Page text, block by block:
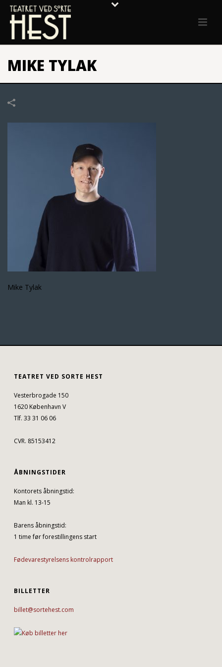
MIKE TYLAK
Mike Tylak
TEATRET VED SORTE HEST
Vesterbrogade 150
1620 København V
Tlf. 33 31 06 06
CVR. 85153412
ÅBNINGSTIDER
Kontorets åbningstid:
Man kl. 13-15
Barens åbningstid:
1 time før forestillingens start
Fødevarestyrelsens kontrolrapport
BILLETTER
billet@sortehest.com